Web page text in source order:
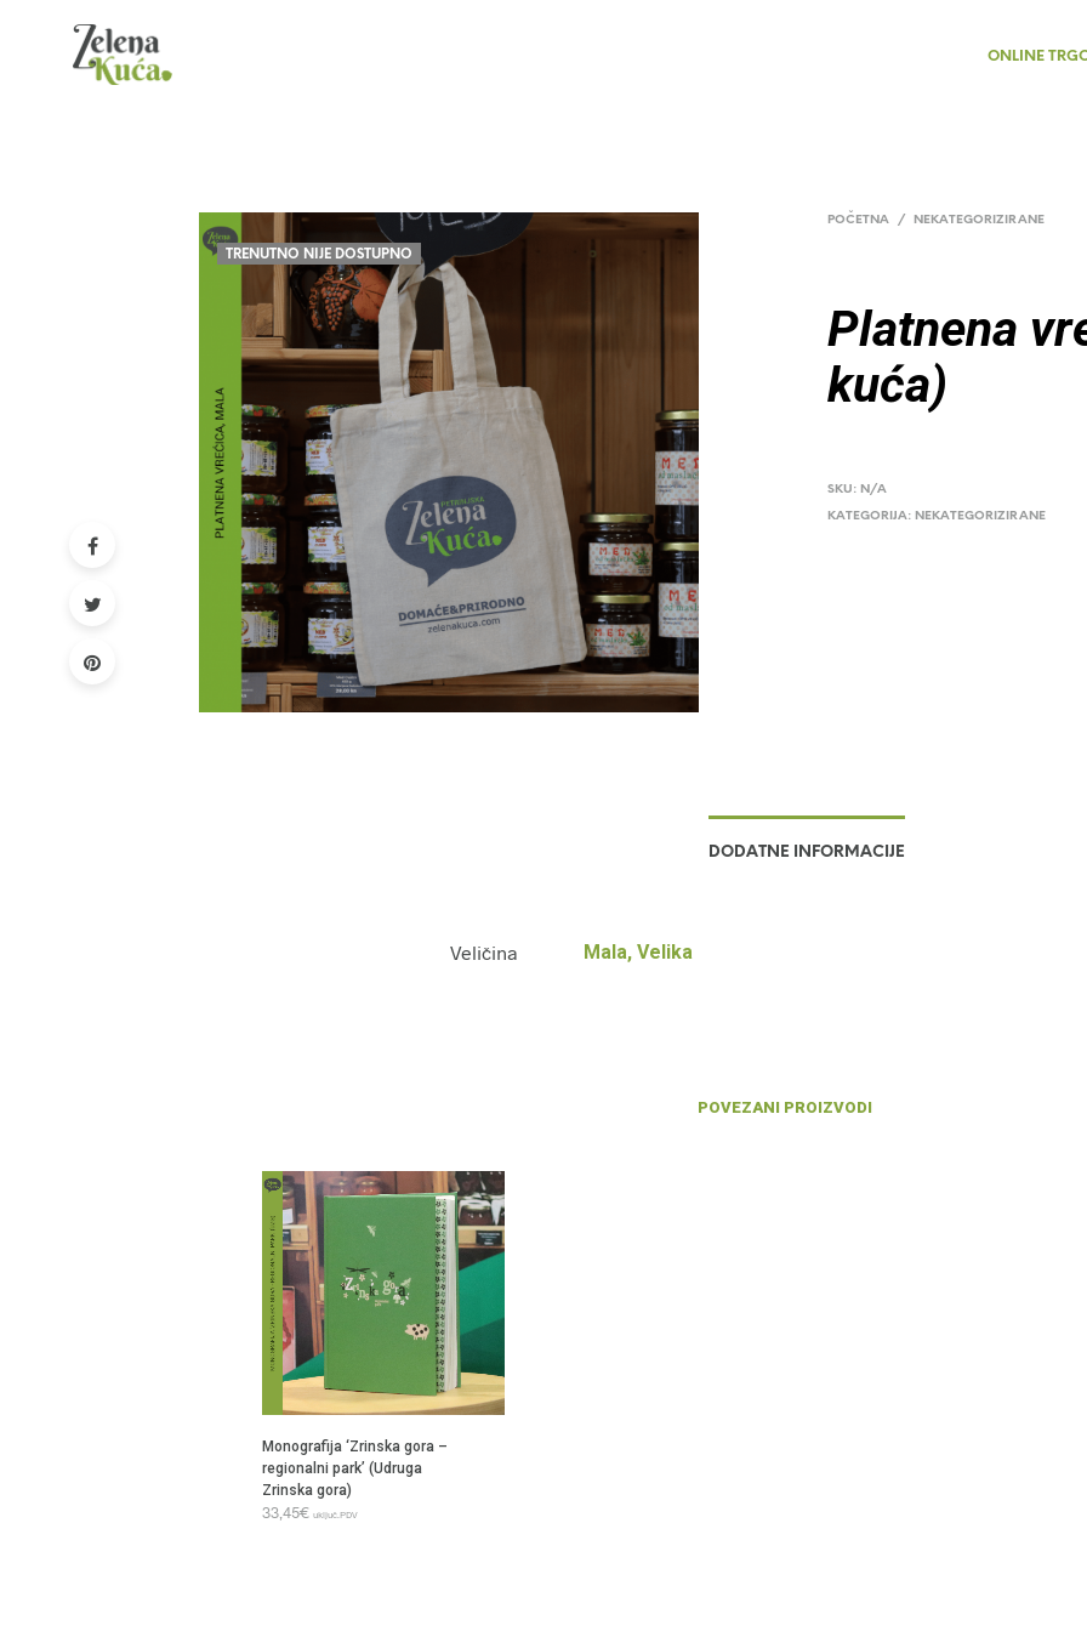
ONLINE
TRENUTNO NIJE DOSTUPNO
POČETNA / NEKATEGORIZIRANE
Platnena
kuća)
SKU: N/A
KATEGORIJA: NEKATEGORIZIRANE
DODATNE INFORMACIJE
Veličina Mala, Velika
POVEZANI PROIZVODI
Monografija ‘Zrinska gora –
regionalni park’ (Udruga
Zrinska gora)
33,45€ uključ.PDV